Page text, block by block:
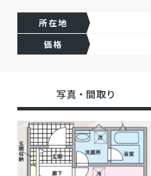
所在地
価格
写真・間取り